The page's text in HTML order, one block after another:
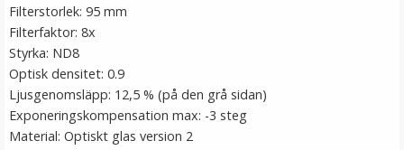
Filterstorlek: 95 mm
Filterfaktor: 8x
Styrka: ND8
Optisk densitet: 0.9
Ljusgenomsläpp: 12,5 % (på den grå sidan)
Exponeringskompensation max: -3 steg
Material: Optiskt glas version 2